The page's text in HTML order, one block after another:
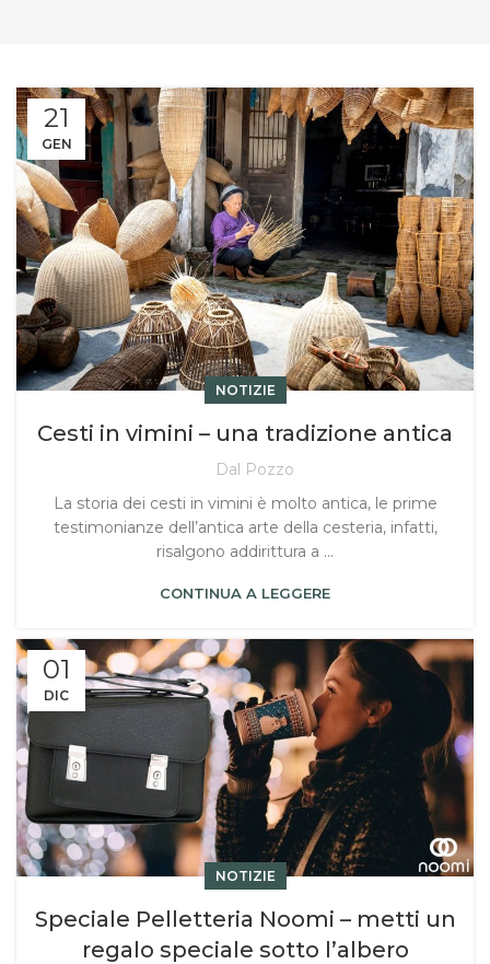
21
GEN
NOTIZIE
Cesti in vimini – una tradizione antica
Dal Pozzo
La storia dei cesti in vimini è molto antica, le prime
testimonianze dell’antica arte della cesteria, infatti,
risalgono addirittura a ...
CONTINUA A LEGGERE
01
DIC
NOTIZIE
Speciale Pelletteria Noomi – metti un
regalo speciale sotto l’albero